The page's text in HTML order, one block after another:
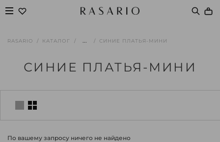
RASARIO КАТАЛОГ ... СИНИЕ ПЛАТЬЯ-МИНИ
СИНИЕ ПЛАТЬЯ-МИНИ
По вашему запросу ничего не найдено